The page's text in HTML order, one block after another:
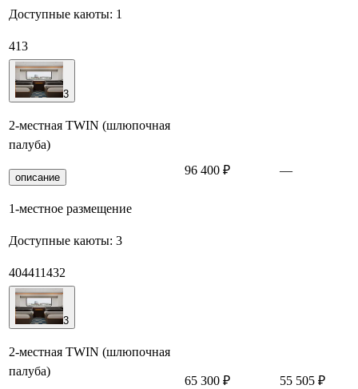
Доступные каюты: 1
413
3
2-местная TWIN (шлюпочная
палуба)
описание
1-местное размещение
Доступные каюты: 3
404411432
96 400 ₽ —
3
2-местная TWIN (шлюпочная
палуба)
65 300 ₽ 55 505 ₽